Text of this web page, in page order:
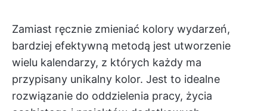
Zamiast ręcznie zmieniać kolory wydarzeń,
bardziej efektywną metodą jest utworzenie
wielu kalendarzy, z których każdy ma
przypisany unikalny kolor. Jest to idealne
rozwiązanie do oddzielenia pracy, życia